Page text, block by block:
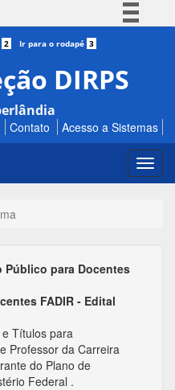
Simplifique!
Participe
Acesso à informação
Legislação
2 Ir para o rodapé 3
DIRPS
Contato Acesso a Sistemas
Público para Docentes
FADIR - Edital
Títulos para
Professor da Carreira
do Plano de
Federal .